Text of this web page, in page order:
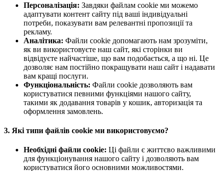
Персоналізація: Завдяки файлам cookie ми можемо
адаптувати контент сайту під ваші індивідуальні
потреби, показувати вам релевантні пропозиції та
рекламу.
Аналітика: Файли cookie допомагають нам зрозуміти,
як ви використовуєте наш сайт, які сторінки ви
відвідуєте найчастіше, що вам подобається, а що ні. Це
дозволяє нам постійно покращувати наш сайт і надавати
вам кращі послуги.
Функціональність: Файли cookie дозволяють вам
користуватися певними функціями нашого сайту,
такими як додавання товарів у кошик, авторизація та
оформлення замовлень.
3. Які типи файлів cookie ми використовуємо?
Необхідні файли cookie: Ці файли є життєво важливими
для функціонування нашого сайту і дозволяють вам
користуватися його основними можливостями.